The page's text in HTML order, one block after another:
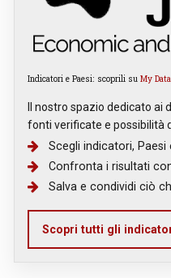
Indicatori e Paesi: scoprili su My
Il nostro spazio dedicato ai
fonti verificate e possibilità
Scegli indicatori, Paesi
Confronta i risultati
Salva e condividi ciò
Scopri tutti gli